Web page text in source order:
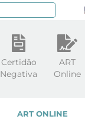
ART ONLINE
Certidão
Negativa
ART
Online